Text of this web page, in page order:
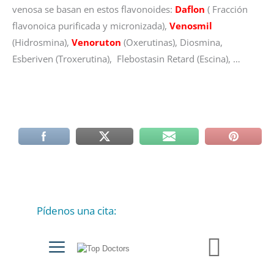
venosa se basan en estos flavonoides: Daflon ( Fracción
flavonoica purificada y micronizada), Venosmil
(Hidrosmina), Venoruton (Oxerutinas), Diosmina,
Esberiven (Troxerutina), Flebostasin Retard (Escina), …
Pídenos una cita:
C